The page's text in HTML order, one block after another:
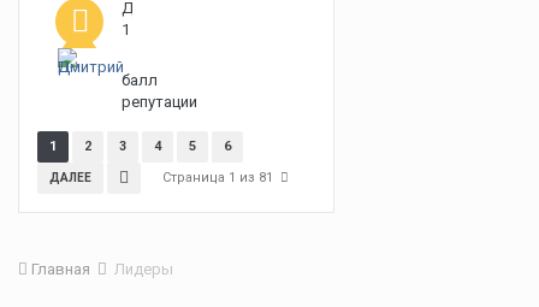
1
балл
репутации
1 2 3 4 5 6
ДАЛЕЕ Страница 1 из 81
Главная Лидеры